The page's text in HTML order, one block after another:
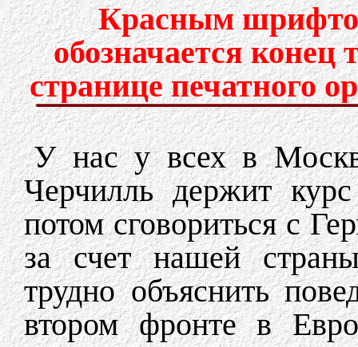
Красным
обозначается конец
странице печатного
У нас у всех в
Черчилль держит
потом сговориться с
за счет нашей
трудно объяснить
втором фронте в